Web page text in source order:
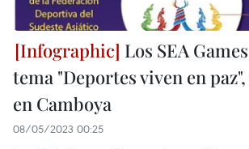
Los SEA
tema "Deportes viven en
en Camboya
08/05/2023 00:25